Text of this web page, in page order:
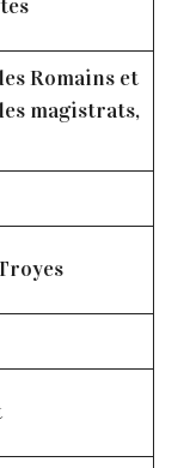
Romains et
magistrats,